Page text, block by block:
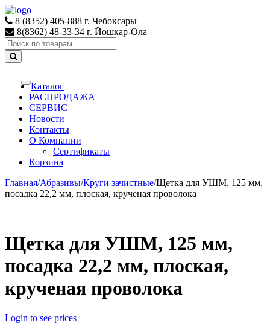
Skip
to
navigation
Skip
to
content
8 (8352) 405-888 г. Чебоксары
8(8362) 48-33-34 г. Йошкар-Ола
Search
for:
Toggle
navigation
Каталог
РАСПРОДАЖА
СЕРВИС
Новости
Контакты
О Компании
Сертификаты
Корзина
Главная/Абразивы/Круги зачистные/Щетка для УШМ, 125 мм,
посадка 22,2 мм, плоская, крученая проволока
Щетка для УШМ, 125 мм,
посадка 22,2 мм, плоская,
крученая проволока
Login to see prices